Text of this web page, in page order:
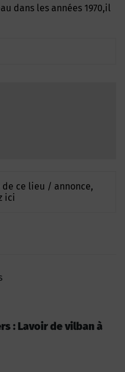
dans les années 1970,il
de ce lieu / annonce,
ici
: Lavoir de vilban à